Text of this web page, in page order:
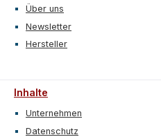
Über uns
Newsletter
Hersteller
Inhalte
Unternehmen
Datenschutz